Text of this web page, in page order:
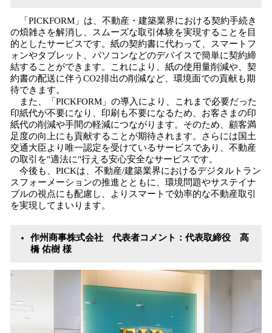
「PICKFORM」は、不動産・建築業界における契約手続き
の煩雑さを解消し、スムーズな取引体験を実現することを目
的としたサービスです。紙の契約書に代わって、スマートフ
ォンやタブレット、パソコンなどのデバイスで簡単に契約締
結することができます。これにより、紙の使用量削減や、契
約書の配送に伴うCO2排出の削減など、環境面での貢献も期
待できます。
また、「PICKFORM」の導入により、これまで必要だった
印紙代が不要になり、印刷も不要になるため、お客さまの印
紙代の削減や手間の軽減につながります。そのため、顧客満
足度の向上にも貢献することが期待されます。さらには国土
交通大臣より唯一認定を受けているサービスであり、不動産
の取引を"適法に"行える安心安全なサービスです。
今後も、PICKは、不動産/建築業界におけるデジタルトラン
スフォーメーションの推進とともに、環境問題やサステイナ
ブルの視点にも配慮し、よりスマートで効率的な不動産取引
を実現してまいります。
作州商事株式会社 代表者コメント：代表取締役 髙
橋 佑樹 様